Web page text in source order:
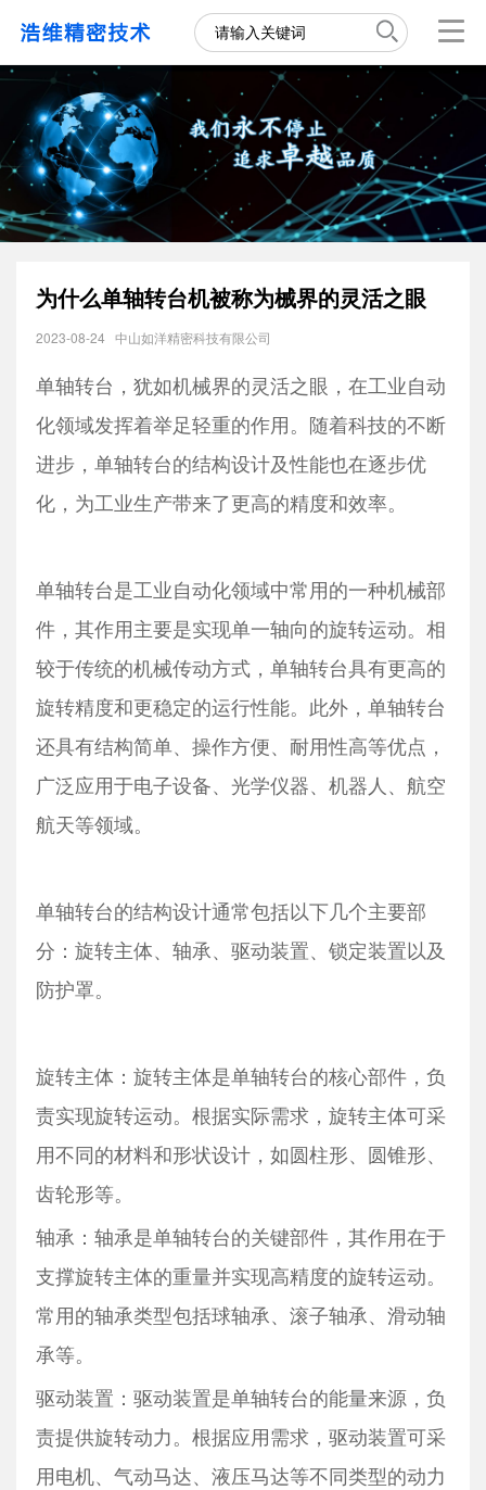
为什么单轴转台机被称为械界的灵活之眼
2023-08-24 中山如洋精密科技有限公司
单轴转台，犹如机械界的灵活之眼，在工业自动
化领域发挥着举足轻重的作用。随着科技的不断
进步，单轴转台的结构设计及性能也在逐步优
化，为工业生产带来了更高的精度和效率。
单轴转台是工业自动化领域中常用的一种机械部
件，其作用主要是实现单一轴向的旋转运动。相
较于传统的机械传动方式，单轴转台具有更高的
旋转精度和更稳定的运行性能。此外，单轴转台
还具有结构简单、操作方便、耐用性高等优点，
广泛应用于电子设备、光学仪器、机器人、航空
航天等领域。
单轴转台的结构设计通常包括以下几个主要部
分：旋转主体、轴承、驱动装置、锁定装置以及
防护罩。
旋转主体：旋转主体是单轴转台的核心部件，负
责实现旋转运动。根据实际需求，旋转主体可采
用不同的材料和形状设计，如圆柱形、圆锥形、
齿轮形等。
轴承：轴承是单轴转台的关键部件，其作用在于
支撑旋转主体的重量并实现高精度的旋转运动。
常用的轴承类型包括球轴承、滚子轴承、滑动轴
承等。
驱动装置：驱动装置是单轴转台的能量来源，负
责提供旋转动力。根据应用需求，驱动装置可采
用电机、气动马达、液压马达等不同类型的动力